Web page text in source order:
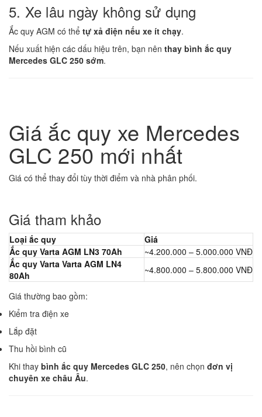
5. Xe lâu ngày không sử dụng
Ắc quy AGM có thể tự xả điện nếu xe ít chạy.
Nếu xuất hiện các dấu hiệu trên, bạn nên thay bình ắc quy
Mercedes GLC 250 sớm.
Giá ắc quy xe Mercedes
GLC 250 mới nhất
Giá có thể thay đổi tùy thời điểm và nhà phân phối.
Giá tham khảo
Loại ắc quy
Giá
Ắc quy Varta AGM LN3 70Ah
~4.200.000 – 5.000.000 VNĐ
Ắc quy Varta Varta AGM LN4
80Ah
~4.800.000 – 5.800.000 VNĐ
Giá thường bao gồm:
Kiểm tra điện xe
Lắp đặt
Thu hồi bình cũ
Khi thay bình ắc quy Mercedes GLC 250, nên chọn đơn vị
chuyên xe châu Âu.